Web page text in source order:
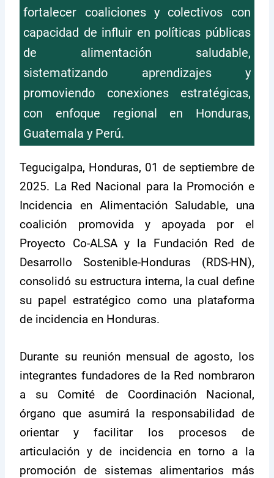
fortalecer coaliciones y colectivos con
capacidad de influir en políticas públicas
de alimentación saludable,
sistematizando aprendizajes y
promoviendo conexiones estratégicas,
con enfoque regional en Honduras,
Guatemala y Perú.
Tegucigalpa, Honduras, 01 de septiembre de
2025. La Red Nacional para la Promoción e
Incidencia en Alimentación Saludable, una
coalición promovida y apoyada por el
Proyecto Co-ALSA y la Fundación Red de
Desarrollo Sostenible-Honduras (RDS-HN),
consolidó su estructura interna, la cual define
su papel estratégico como una plataforma
de incidencia en Honduras.
Durante su reunión mensual de agosto, los
integrantes fundadores de la Red nombraron
a su Comité de Coordinación Nacional,
órgano que asumirá la responsabilidad de
orientar y facilitar los procesos de
articulación y de incidencia en torno a la
promoción de sistemas alimentarios más